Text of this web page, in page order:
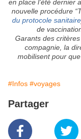
en place l’été dernier
nouvelle procédure
du protocole sanitaire
de
Garants des
compagnie, la
mobilisent pour
#Infos #voyages
Partager